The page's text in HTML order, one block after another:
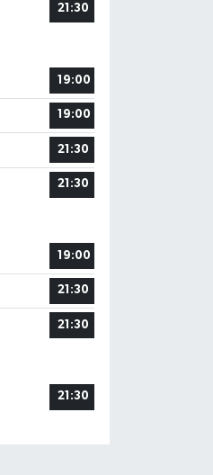
21:30
19:00
19:00
21:30
21:30
19:00
21:30
21:30
21:30